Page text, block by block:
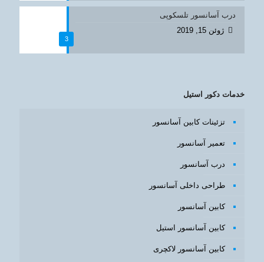
3
درب آسانسور تلسکوپی
ژوئن 15, 2019
خدمات دکور استیل
تزئینات کابین آسانسور
تعمیر آسانسور
درب آسانسور
طراحی داخلی آسانسور
کابین آسانسور
کابین آسانسور استیل
کابین آسانسور لاکچری